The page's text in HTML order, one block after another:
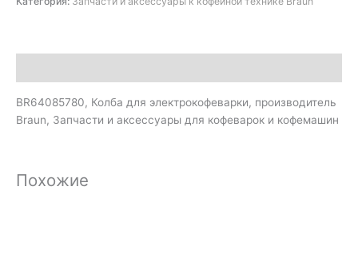
BR64085780, Колба для электрокофеварки, производитель
Braun, Запчасти и аксессуары для кофеварок и кофемашин
Похожие